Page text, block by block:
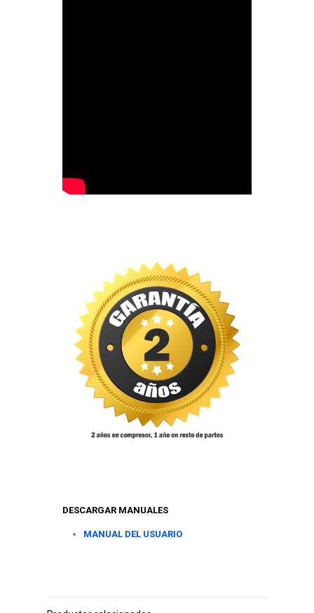
DESCARGAR MANUALES
MANUAL DEL USUARIO